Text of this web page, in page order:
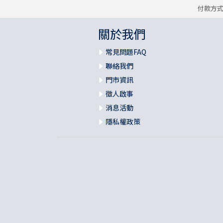
付款方
關於我們
常見問題FAQ
聯絡我們
門市資訊
徵人啟事
消息活動
隱私權政策